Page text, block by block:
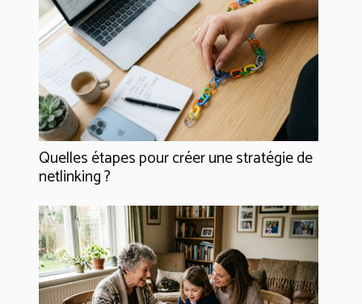
Quelles étapes pour créer une stratégie de
netlinking ?